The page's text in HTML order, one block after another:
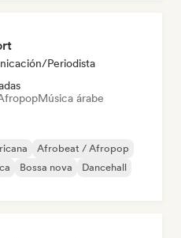
Periodista
Música árabe
Afrobeat / Afropop
Bossa nova
Dancehall